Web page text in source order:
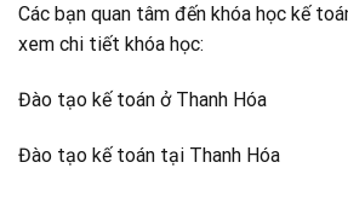
Các bạn quan tâm đến khóa học kế
xem chi tiết khóa học:
Đào tạo kế toán ở Thanh Hóa
Đào tạo kế toán tại Thanh Hóa